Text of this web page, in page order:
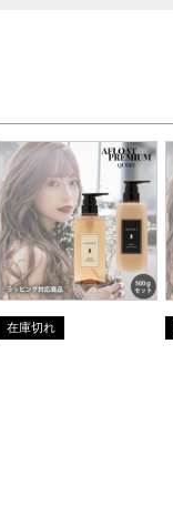
在庫切れ